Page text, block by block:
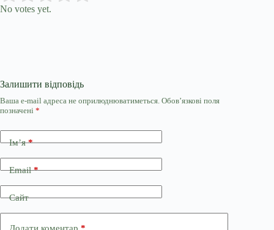
No votes yet.
Залишити відповідь
Ваша e-mail адреса не оприлюднюватиметься. Обов’язкові поля
позначені *
Ім’я*
Email*
Сайт